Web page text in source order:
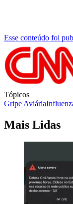
Esse conteúdo foi
Tópicos
Gripe Aviária
Mais Lidas